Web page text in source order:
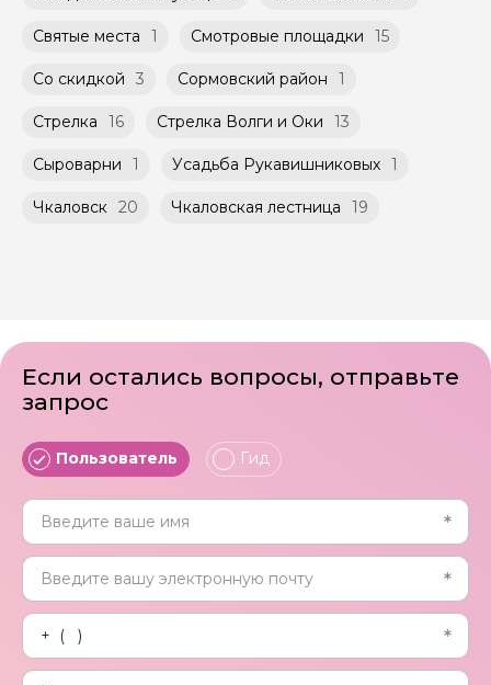
Святые места 1 Смотровые площадки 15
Со скидкой 3 Сормовский район 1
Стрелка 16 Стрелка Волги и Оки 13
Сыроварни 1 Усадьба Рукавишниковых 1
Чкаловск 20 Чкаловская лестница 19
Если остались вопросы, отправьте
запрос
Пользователь Гид